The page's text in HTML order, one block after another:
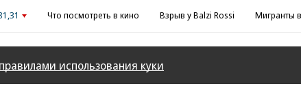
Что посмотреть в кино Взрыв у Balzi Rossi Мигранты
правилами использования куки